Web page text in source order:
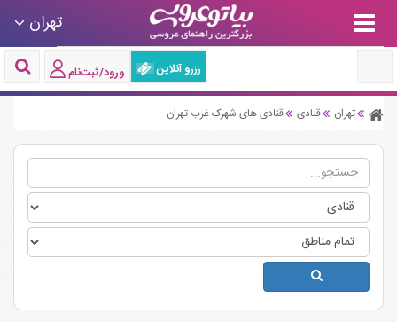
تهران
رزرو آنلاین ورود/ثبت‌نام
تهران قنادی قنادی های شهرک غرب تهران